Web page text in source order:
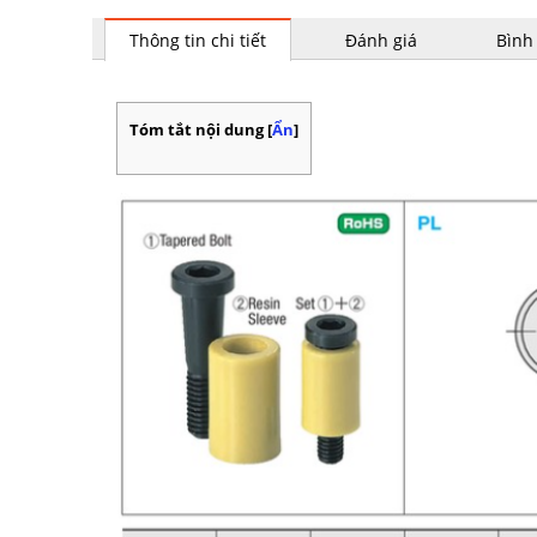
Thông tin chi tiết Đánh giá
Tóm tắt nội dung[Ẩn]